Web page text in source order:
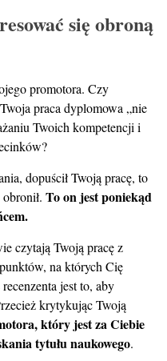
się obroną
promotora. Czy
praca dyplomowa „nie
Twoich kompetencji i
dopuścił Twoją pracę, to
obronił.To on jest poniekąd
czytają Twoją pracę z
na których Cię
jest to, aby
krytykując Twoją
który jest za Ciebie
tytułu naukowego.